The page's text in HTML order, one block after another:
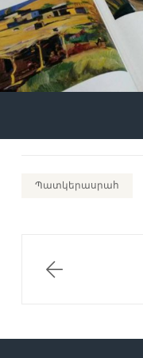
Պատկերասրահ
navigation